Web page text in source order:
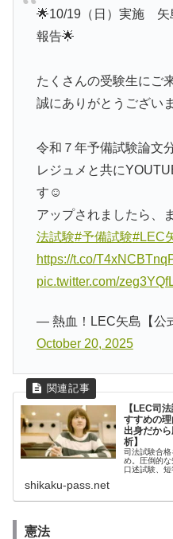
🌟10/19（日）実施 矢
報告🌟
たくさんの受験生にご
誠にありがとうござい
令和７年予備試験論文
レジュメと共に
す☺
アップされましたら、
法試験#予備試験#LEC
https://t.co/
pic.twitter.com/
— 熱血！LEC矢島【公
October 20, 2025
【LEC司
すすめの
出身だか
析】
司法試験合
め。圧倒的
口述試験、
は、効率的
ポイントを
shikaku-pass.net
憲法